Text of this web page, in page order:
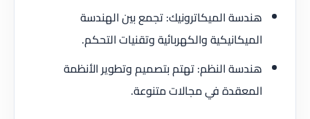
هندسة الميكاترونيك: تجمع بين الهندسة
الميكانيكية والكهربائية وتقنيات التحكم.
هندسة النظم: تهتم بتصميم وتطوير الأنظمة
المعقدة في مجالات متنوعة.